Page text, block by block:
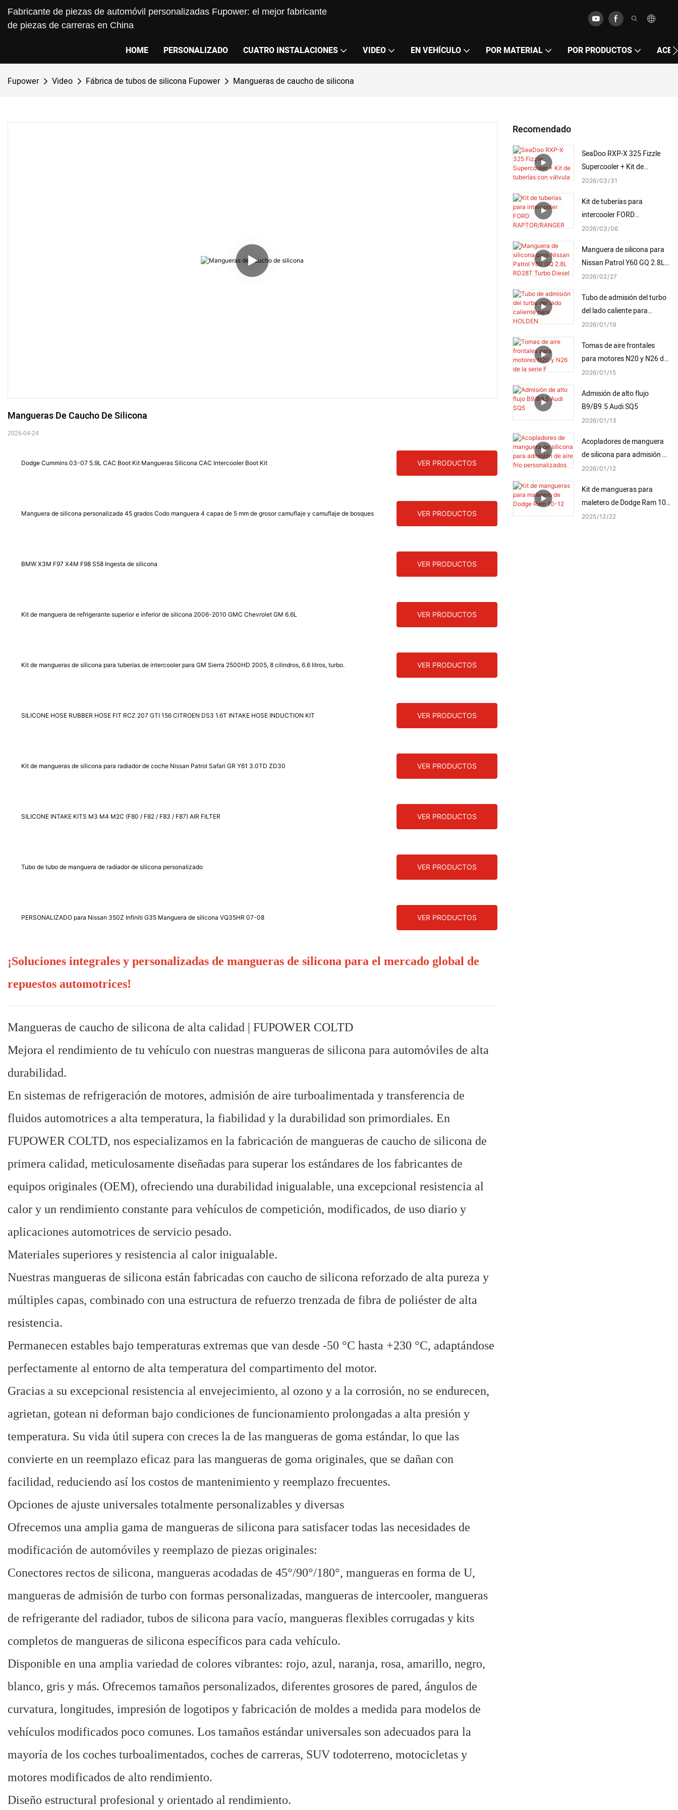
Fabricante de piezas de automóvil personalizadas Fupower: el mejor fabricante
de piezas de carreras en China
HOME PERSONALIZADO CUATRO INSTALACIONES VIDEO EN VEHÍCULO POR MATERIAL POR PRODUCTOS
Fupower Video Fábrica de tubos de silicona Fupower Mangueras de caucho de silicona
Mangueras De Caucho De Silicona
2026-04-24
Dodge Cummins 03-07 5.9L CAC Boot Kit Mangueras Silicona CAC Intercooler Boot Kit VER PRODUCTOS
Manguera de silicona personalizada 45 grados Codo manguera 4 capas de 5 mm de grosor camuflaje y camuflaje de bosques VER PRODUCTOS
BMW X3M F97 X4M F98 S58 Ingesta de silicona VER PRODUCTOS
Kit de manguera de refrigerante superior e inferior de silicona 2006-2010 GMC Chevrolet GM 6.6L VER PRODUCTOS
Kit de mangueras de silicona para tuberías de intercooler para GM Sierra 2500HD 2005, 8 cilindros, 6.6 litros, turbo. VER PRODUCTOS
SILICONE HOSE RUBBER HOSE FIT RCZ 207 GTI 156 CITROEN DS3 1.6T INTAKE HOSE INDUCTION KIT VER PRODUCTOS
Kit de mangueras de silicona para radiador de coche Nissan Patrol Safari GR Y61 3.0TD ZD30 VER PRODUCTOS
SILICONE INTAKE KITS M3 M4 M2C (F80 / F82 / F83 / F87) AIR FILTER VER PRODUCTOS
Tubo de tubo de manguera de radiador de silicona personalizado VER PRODUCTOS
PERSONALIZADO para Nissan 350Z Infiniti G35 Manguera de silicona VQ35HR 07-08 VER PRODUCTOS
¡Soluciones integrales y personalizadas de mangueras de silicona para el mercado global de
repuestos automotrices!
Mangueras de caucho de silicona de alta calidad | FUPOWER COLTD
Mejora el rendimiento de tu vehículo con nuestras mangueras de silicona para automóviles de alta
durabilidad.
En sistemas de refrigeración de motores, admisión de aire turboalimentada y transferencia de
fluidos automotrices a alta temperatura, la fiabilidad y la durabilidad son primordiales. En
FUPOWER COLTD, nos especializamos en la fabricación de mangueras de caucho de silicona de
primera calidad, meticulosamente diseñadas para superar los estándares de los fabricantes de
equipos originales (OEM), ofreciendo una durabilidad inigualable, una excepcional resistencia al
calor y un rendimiento constante para vehículos de competición, modificados, de uso diario y
aplicaciones automotrices de servicio pesado.
Materiales superiores y resistencia al calor inigualable.
Nuestras mangueras de silicona están fabricadas con caucho de silicona reforzado de alta pureza y
múltiples capas, combinado con una estructura de refuerzo trenzada de fibra de poliéster de alta
resistencia.
Permanecen estables bajo temperaturas extremas que van desde -50 °C hasta +230 °C, adaptándose
perfectamente al entorno de alta temperatura del compartimento del motor.
Gracias a su excepcional resistencia al envejecimiento, al ozono y a la corrosión, no se endurecen,
agrietan, gotean ni deforman bajo condiciones de funcionamiento prolongadas a alta presión y
temperatura. Su vida útil supera con creces la de las mangueras de goma estándar, lo que las
convierte en un reemplazo eficaz para las mangueras de goma originales, que se dañan con
facilidad, reduciendo así los costos de mantenimiento y reemplazo frecuentes.
Opciones de ajuste universales totalmente personalizables y diversas
Ofrecemos una amplia gama de mangueras de silicona para satisfacer todas las necesidades de
modificación de automóviles y reemplazo de piezas originales:
Conectores rectos de silicona, mangueras acodadas de 45°/90°/180°, mangueras en forma de U,
mangueras de admisión de turbo con formas personalizadas, mangueras de intercooler, mangueras
de refrigerante del radiador, tubos de silicona para vacío, mangueras flexibles corrugadas y kits
completos de mangueras de silicona específicos para cada vehículo.
Disponible en una amplia variedad de colores vibrantes: rojo, azul, naranja, rosa, amarillo, negro,
blanco, gris y más. Ofrecemos tamaños personalizados, diferentes grosores de pared, ángulos de
curvatura, longitudes, impresión de logotipos y fabricación de moldes a medida para modelos de
vehículos modificados poco comunes. Los tamaños estándar universales son adecuados para la
mayoría de los coches turboalimentados, coches de carreras, SUV todoterreno, motocicletas y
motores modificados de alto rendimiento.
Diseño estructural profesional y orientado al rendimiento.
Recomendado
SeaDoo RXP-X 325 Fizzle
Supercooler + Kit de
tuberías con válvula de
2025)
2026 03 31
Kit de tuberías para
intercooler FORD
RAPTOR/RANGER 2.0L Bi
2026 03 06
Manguera de silicona para
Nissan Patrol Y60 GQ 2.8L
RD28T Turbo Diesel 1994-
2026 02 27
Tubo de admisión del turbo
del lado caliente para
HOLDEN COLORADO 2.8L
2026 01 19
Tomas de aire frontales
para motores N20 y N26 de
la serie F
2026 01 15
Admisión de alto flujo
B9/B9.5 Audi SQ5
2026 01 13
Acopladores de manguera
de silicona para admisión de
aire frío personalizados
2026 01 12
Kit de mangueras para
maletero de Dodge Ram 10-
12
2025 12 22